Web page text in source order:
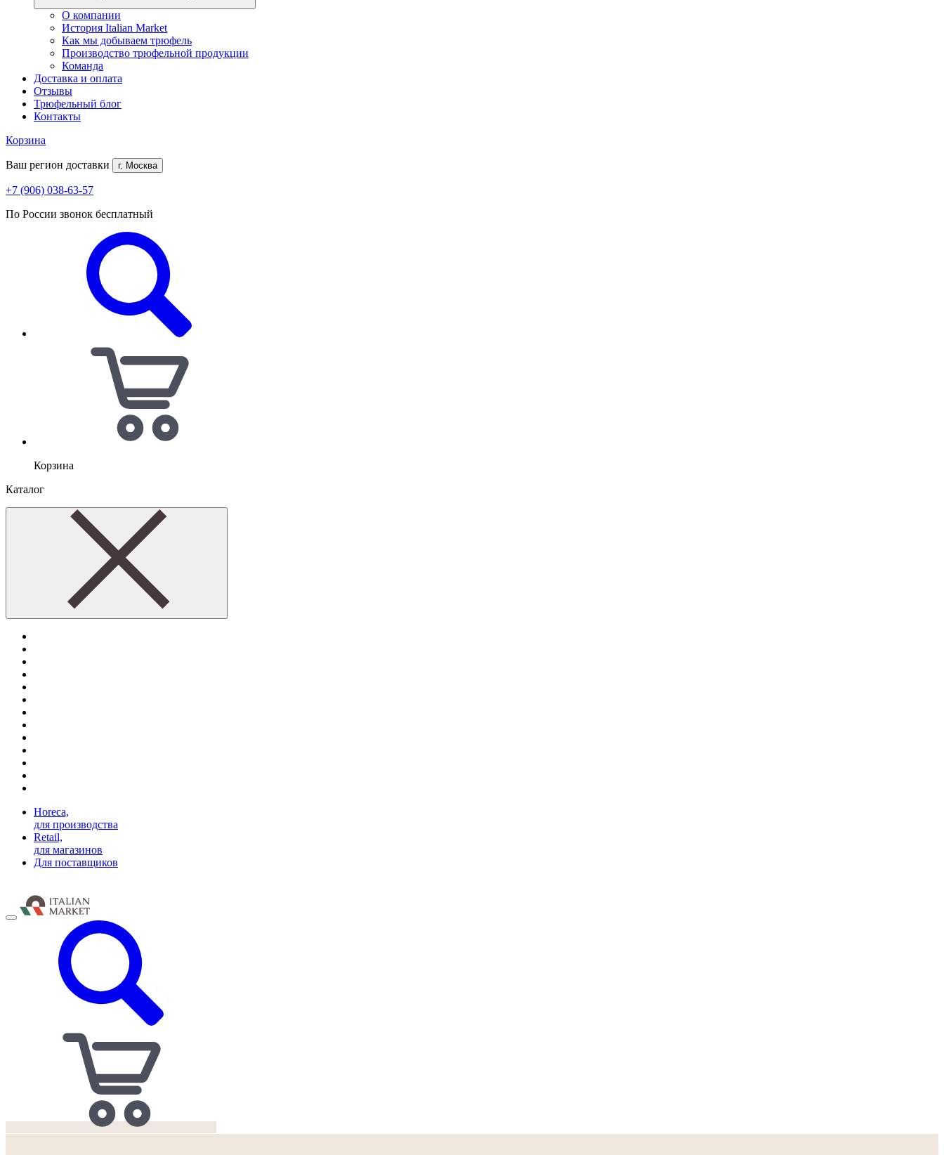
О компании
История Italian Market
Как мы добываем трюфель
Производство трюфельной продукции
Команда
Доставка и оплата
Отзывы
Трюфельный блог
Контакты
Корзина
Ваш регион доставки г. Москва
+7 (906) 038-63-57
По России звонок бесплатный
Корзина
Каталог
Horeca,
для производства
Retail,
для магазинов
Для поставщиков